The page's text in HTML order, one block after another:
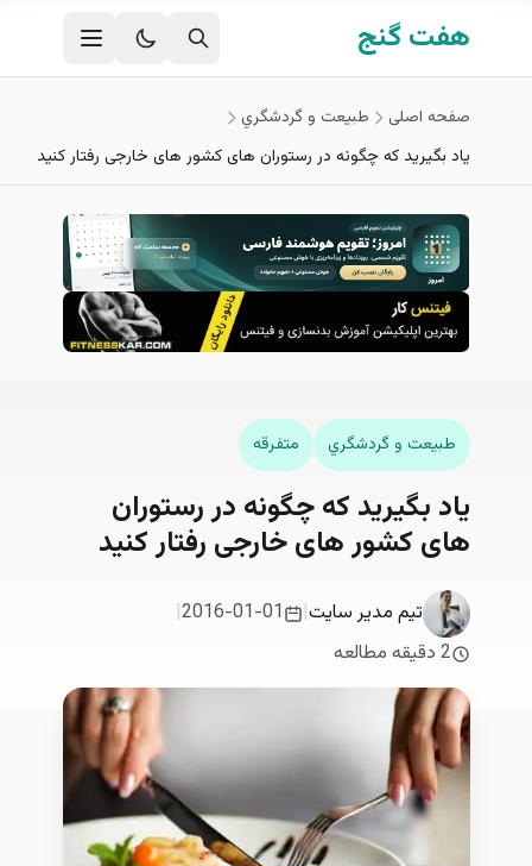
رفتن به محتوای اصلی
هفت گنج
صفحه اصلی
طبيعت و گردشگري
یاد بگیرید که چگونه در رستوران های کشور های خارجی رفتار کنید
طبيعت و گردشگري متفرقه
یاد بگیرید که چگونه در رستوران
های کشور های خارجی رفتار کنید
تیم مدیر سایت|
2016-01-01
|
2 دقیقه مطالعه